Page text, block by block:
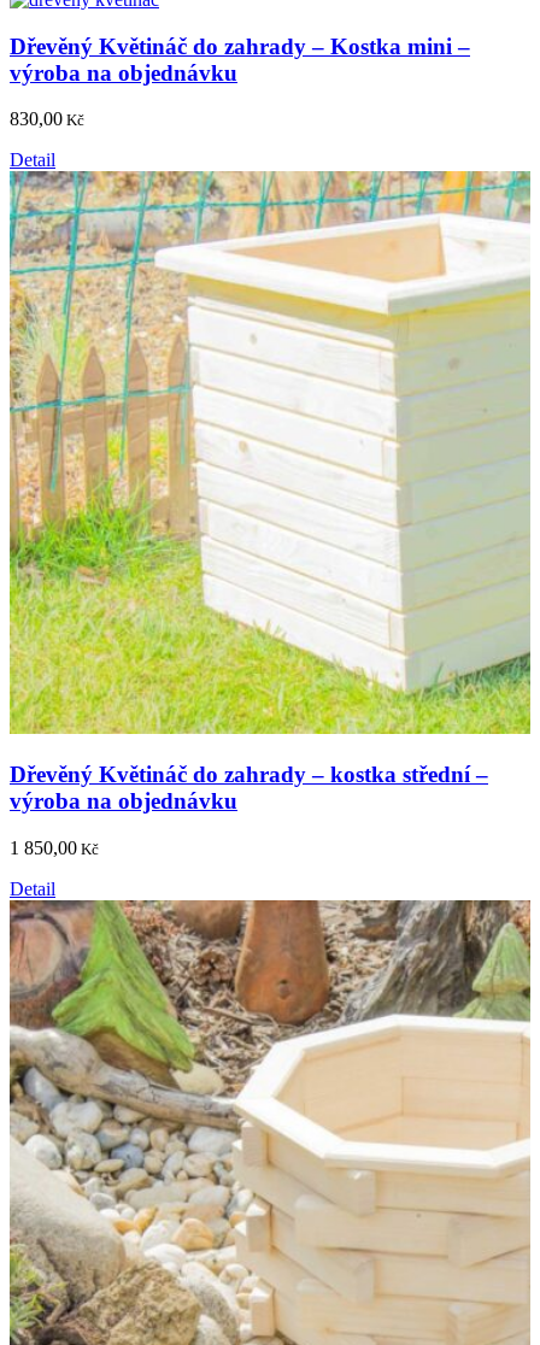
Dřevěný Květináč do zahrady – Kostka mini –
výroba na objednávku
830,00 Kč
Detail
Dřevěný Květináč do zahrady – kostka střední –
výroba na objednávku
1 850,00 Kč
Detail